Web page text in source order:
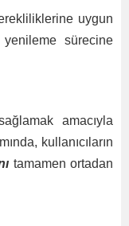
uygun
sürecine
amacıyla
kullanıcıların
tamamen ortadan